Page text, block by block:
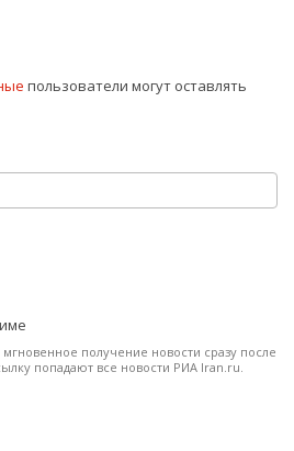
пользователи могут оставлять
получение новости сразу после
попадают все новости РИА Iran.ru.